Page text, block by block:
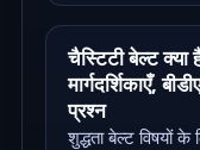
चैस्टिटी बेल्ट क्या
मार्गदर्शिकाएँ,
प्रश्न
शुद्धता बेल्ट विषयों